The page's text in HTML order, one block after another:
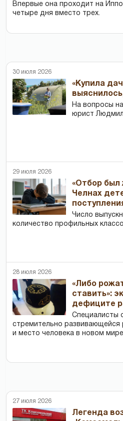
Впервые она проходит на
четыре дня вместо трех.
30 июля 2026
«Купила
На вопросы
юрист
29 июля 2026
«Отбор был
Челнах
Число
количество профильных
28 июля 2026
«Либо
ставить»:
дефиците
Специалисты
стремительно развивающейся
и место человека в новом мире
27 июля 2026
Легенда